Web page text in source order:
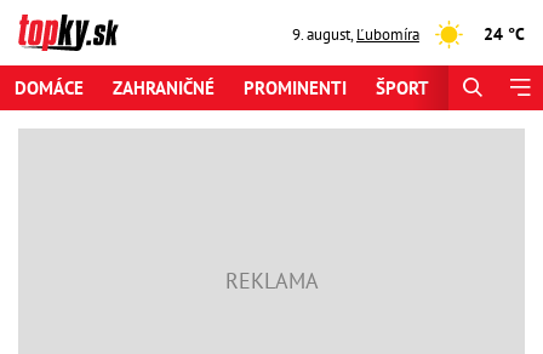
9. august,Ľubomíra 24 °C
DOMÁCE ZAHRANIČNÉ PROMINENTI ŠPORT